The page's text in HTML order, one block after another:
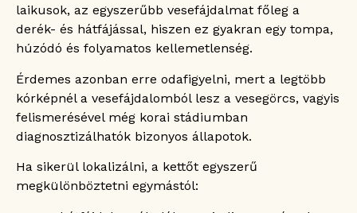
laikusok, az egyszerűbb vesefájdalmat főleg a
derék- és hátfájással, hiszen ez gyakran egy tompa,
húzódó és folyamatos kellemetlenség.
Érdemes azonban erre odafigyelni, mert a legtöbb
kórképnél a vesefájdalomból lesz a vesegörcs, vagyis
felismerésével még korai stádiumban
diagnosztizálhatók bizonyos állapotok.
Ha sikerül lokalizálni, a kettőt egyszerű
megkülönböztetni egymástól: